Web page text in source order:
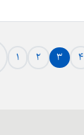
1 2 3 4